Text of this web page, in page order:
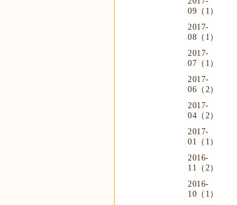
09（1）
2017-
08（1）
2017-
07（1）
2017-
06（2）
2017-
04（2）
2017-
01（1）
2016-
11（2）
2016-
10（1）